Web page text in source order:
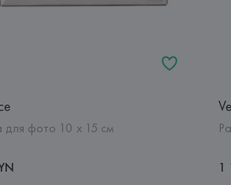
для фото 10 х 15 см
1